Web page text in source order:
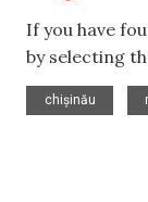
If you have
by selecting
chișinău